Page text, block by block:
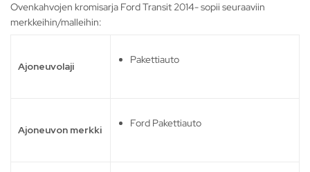
Ovenkahvojen kromisarja Ford Transit 2014- sopii seuraaviin
merkkeihin/malleihin:
Ajoneuvolaji
Pakettiauto
Ajoneuvon merkki
Ford Pakettiauto